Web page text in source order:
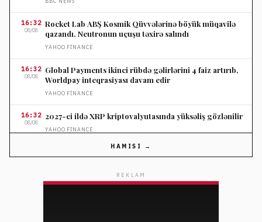
16:32
08/08
Rocket Lab ABŞ Kosmik Qüvvələrinə böyük müqavilə
qazandı, Neutronun uçuşu təxirə salındı
YAHOO FINANCE
16:32
08/08
Global Payments ikinci rübdə gəlirlərini 4 faiz artırıb,
Worldpay inteqrasiyası davam edir
YAHOO FINANCE
16:32
08/08
2027-ci ildə XRP kriptovalyutasında yüksəliş gözlənilir
YAHOO FINANCE
08/08
HAMISI →
REKLAM